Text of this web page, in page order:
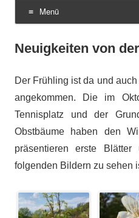
Menü
springen
Neuigkeiten von
Der Frühling ist da und
angekommen. Die im
Tennisplatz und der
Obstbäume haben den
präsentieren erste
folgenden Bildern zu sehen